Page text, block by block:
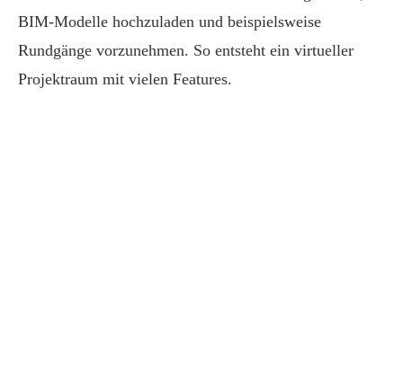
BIM-Modelle hochzuladen und beispielsweise
Rundgänge vorzunehmen. So entsteht ein virtueller
Projektraum mit vielen Features.